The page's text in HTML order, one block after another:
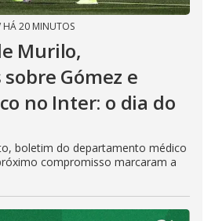
HÁ 20 MINUTOS
Murilo,
Gómez e
no Inter: o dia do
boletim do departamento médico
compromisso marcaram a